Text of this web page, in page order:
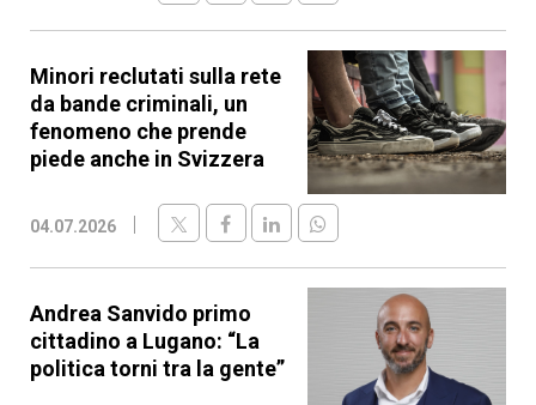
Minori reclutati sulla rete
da bande criminali, un
fenomeno che prende
piede anche in Svizzera
04.07.2026
Andrea Sanvido primo
cittadino a Lugano: “La
politica torni tra la gente”